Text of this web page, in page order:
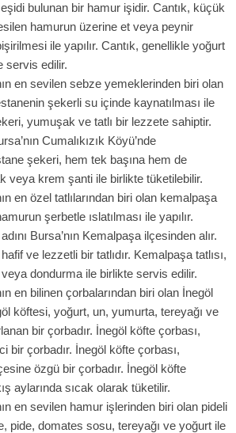
bulunan bir hamur işidir. Cantık, küçük
hamurun üzerine et veya peynir
ile yapılır. Cantık, genellikle yoğurt
servis edilir.
en sevilen sebze yemeklerinden biri olan
şekerli su içinde kaynatılması ile
yumuşak ve tatlı bir lezzete sahiptir.
Cumalıkızık Köyü’nde
şekeri, hem tek başına hem de
veya krem şanti ile birlikte tüketilebilir.
en özel tatlılarından biri olan kemalpaşa
şerbetle ıslatılması ile yapılır.
Bursa’nın Kemalpaşa ilçesinden alır.
ve lezzetli bir tatlıdır. Kemalpaşa tatlısı,
dondurma ile birlikte servis edilir.
en bilinen çorbalarından biri olan İnegöl
köftesi, yoğurt, un, yumurta, tereyağı ve
bir çorbadır. İnegöl köfte çorbası,
bir çorbadır. İnegöl köfte çorbası,
özgü bir çorbadır. İnegöl köfte
aylarında sıcak olarak tüketilir.
en sevilen hamur işlerinden biri olan pideli
pide, domates sosu, tereyağı ve yoğurt ile